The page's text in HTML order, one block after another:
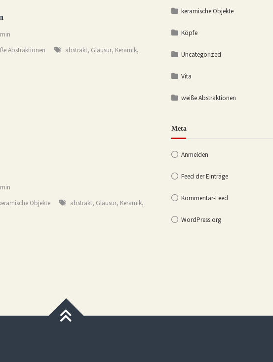
Abstraktionen abstrakt, Glausur, Keramik,
Objekte abstrakt, Glausur, Keramik,
keramische Objekte
Köpfe
Uncategorized
Vita
weiße Abstraktionen
Meta
Anmelden
Feed der Einträge
Kommentar-Feed
WordPress.org